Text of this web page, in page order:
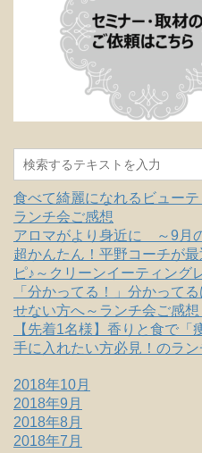
食べて綺麗になれるビュー
ランチ会ご感想
アロマがより身近に ～9月
超かんたん！平野コーチが
ピ♪～クリーンイーティング
「分かってる！」分かって
せない方へ～ランチ会ご感想
【先着1名様】香りと食で
手に入れたい方必見！のラン
2018年10月
2018年9月
2018年8月
2018年7月